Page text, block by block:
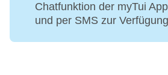
Chatfunktion der myTui
und per SMS zur